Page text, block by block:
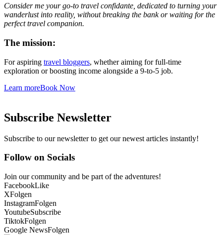
Consider me your go-to travel confidante, dedicated to turning your
wanderlust into reality, without breaking the bank or waiting for the
perfect travel companion.
The mission:
For aspiring travel bloggers, whether aiming for full-time
exploration or boosting income alongside a 9-to-5 job.
Learn moreBook Now
Subscribe Newsletter
Subscribe to our newsletter to get our newest articles instantly!
Follow on Socials
Join our community and be part of the adventures!
FacebookLike
XFolgen
InstagramFolgen
YoutubeSubscribe
TiktokFolgen
Google NewsFolgen